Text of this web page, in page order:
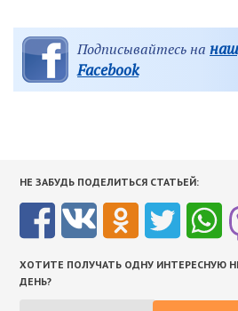
Подписывайтесь на
Facebook
НЕ ЗАБУДЬ ПОДЕЛИТЬСЯ СТАТЬЕЙ:
ХОТИТЕ ПОЛУЧАТЬ ОДНУ ИНТЕРЕСНУЮ
ДЕНЬ?